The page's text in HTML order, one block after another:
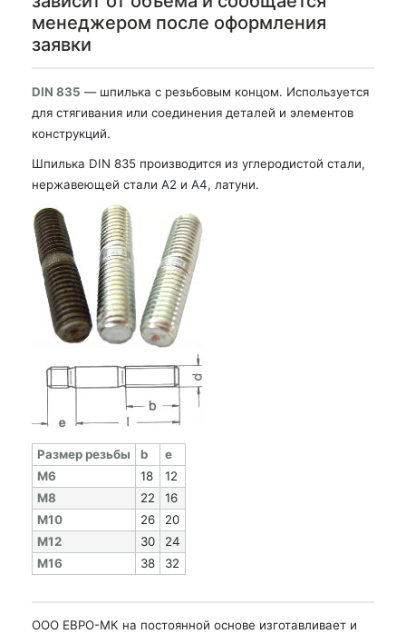
менеджером после оформления
заявки
DIN 835 — шпилька с резьбовым концом. Используется
для стягивания или соединения деталей и элементов
конструкций.
Шпилька DIN 835 производится из углеродистой стали,
нержавеющей стали А2 и А4, латуни.
Раз­мер резь­бы b
e
M6
18
12
M8
22
16
M10
26
20
M12
30
24
M16
38 32
ООО ЕВРО-МК на постоянной основе изготавливает и